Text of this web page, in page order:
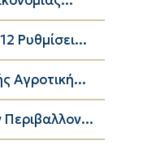
Ρυθμίσει...
Αγροτική...